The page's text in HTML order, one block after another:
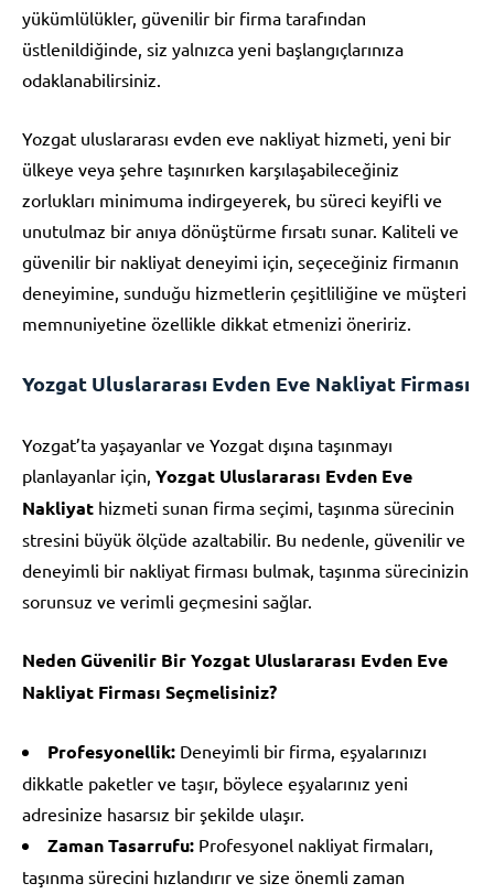
yükümlülükler, güvenilir bir firma tarafından
üstlenildiğinde, siz yalnızca yeni başlangıçlarınıza
odaklanabilirsiniz.
Yozgat uluslararası evden eve nakliyat hizmeti, yeni bir
ülkeye veya şehre taşınırken karşılaşabileceğiniz
zorlukları minimuma indirgeyerek, bu süreci keyifli ve
unutulmaz bir anıya dönüştürme fırsatı sunar. Kaliteli ve
güvenilir bir nakliyat deneyimi için, seçeceğiniz firmanın
deneyimine, sunduğu hizmetlerin çeşitliliğine ve müşteri
memnuniyetine özellikle dikkat etmenizi öneririz.
Yozgat Uluslararası Evden Eve Nakliyat Firması
Yozgat’ta yaşayanlar ve Yozgat dışına taşınmayı
planlayanlar için, Yozgat Uluslararası Evden Eve
Nakliyat hizmeti sunan firma seçimi, taşınma sürecinin
stresini büyük ölçüde azaltabilir. Bu nedenle, güvenilir ve
deneyimli bir nakliyat firması bulmak, taşınma sürecinizin
sorunsuz ve verimli geçmesini sağlar.
Neden Güvenilir Bir Yozgat Uluslararası Evden Eve
Nakliyat Firması Seçmelisiniz?
Profesyonellik: Deneyimli bir firma, eşyalarınızı
dikkatle paketler ve taşır, böylece eşyalarınız yeni
adresinize hasarsız bir şekilde ulaşır.
Zaman Tasarrufu: Profesyonel nakliyat firmaları,
taşınma sürecini hızlandırır ve size önemli zaman